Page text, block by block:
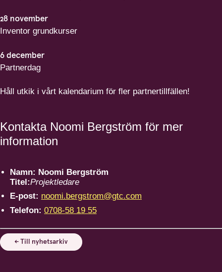
28 november
Inventor grundkurser
6 december
Partnerdag
Håll utkik i vårt kalendarium för fler partnertillfällen!
Kontakta Noomi Bergström för mer
information
Namn: Noomi Bergström
Titel:Projektledare
E-post: noomi.bergstrom@gtc.com
Telefon: 0708-58 19 55
← Till nyhetsarkiv